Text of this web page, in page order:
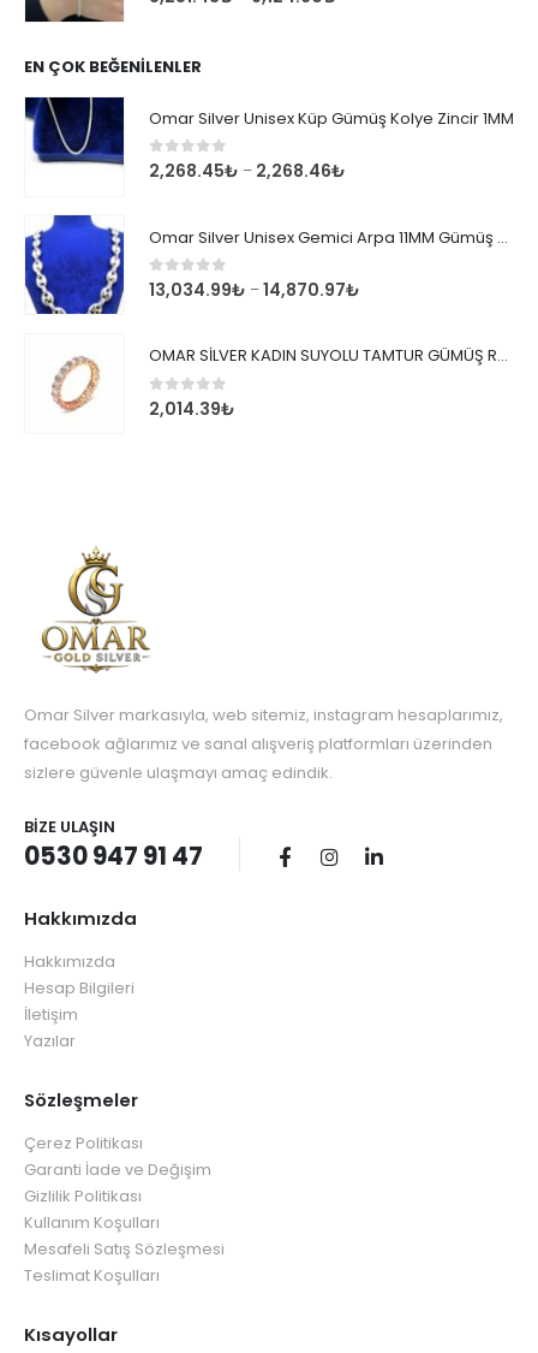
EN ÇOK BEĞENILENLER
Omar Silver Unisex Küp Gümüş Kolye Zincir 1MM
0 out of 5
2,268.45₺ – 2,268.46₺
Omar Silver Unisex Gemici Arpa 11MM Gümüş Kolye Zincir
0out of 5
13,034.99₺ –14,870.97₺
OMAR SİLVER KADIN SUYOLU TAMTUR GÜMÜŞ ROSE YÜZÜK SU YOLU TAMTUR YÜZÜK Omr8149
0 out of 5
2,014.39₺
Omar Silver markasıyla, web sitemiz, instagram hesaplarımız,
facebook ağlarımız ve sanal alışveriş platformları üzerinden
sizlere güvenle ulaşmayı amaç edindik.
BIZE ULAŞIN
0530 947 91 47
Hakkımızda
Hakkımızda
Hesap Bilgileri
İletişim
Yazılar
Sözleşmeler
Çerez Politikası
Garanti İade ve Değişim
Gizlilik Politikası
Kullanım Koşulları
Mesafeli Satış Sözleşmesi
Teslimat Koşulları
Kısayollar